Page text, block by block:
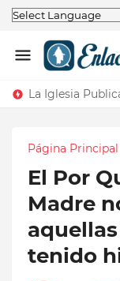
Página Principal
El Por
Madre
tenido